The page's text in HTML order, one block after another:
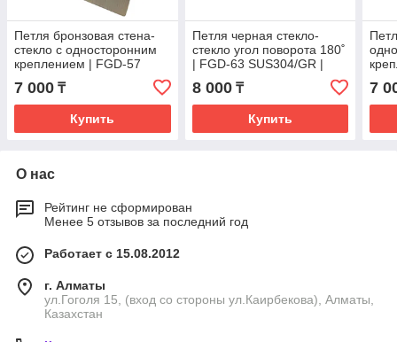
Петля бронзовая стена-
стекло с односторонним
креплением | FGD-57
SUS304/BR | Бронзовая
7 000 ₸
Купить
Петля черная стекло-
стекло угол поворота 180˚
| FGD-63 SUS304/GR |
Оружейная сталь
8 000₸
Купить
7
О нас
Рейтинг не сформирован
Менее 5 отзывов за последний год
Работает с 15.08.2012
г. Алматы
ул.Гоголя 15, (вход со стороны ул.Каирбекова), Алматы,
Казахстан